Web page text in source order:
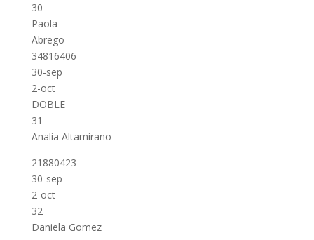
30
Paola
Abrego
34816406
30-sep
2-oct
DOBLE
31
Analia Altamirano
21880423
30-sep
2-oct
32
Daniela Gomez